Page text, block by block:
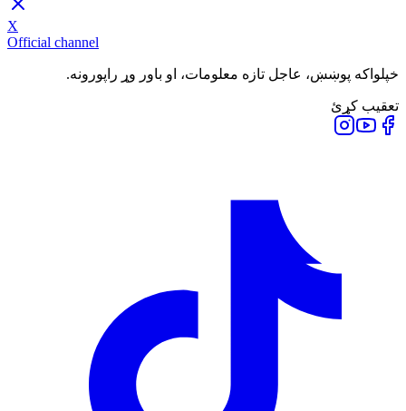
X
Official channel
خپلواکه پوښښ، عاجل تازه معلومات، او باور وړ راپورونه.
تعقیب کړئ